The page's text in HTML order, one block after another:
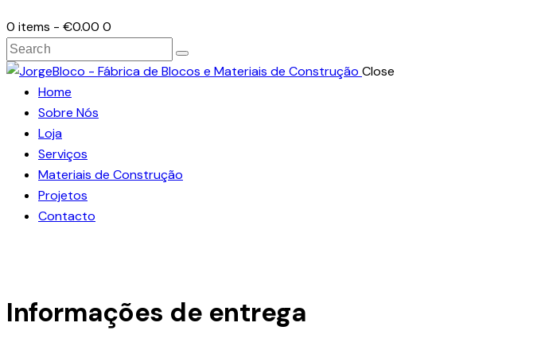
0 items - €0.00 0
Search
Close
Home
Sobre Nós
Loja
Serviços
Materiais de Construção
Projetos
Contacto
Informações de entrega